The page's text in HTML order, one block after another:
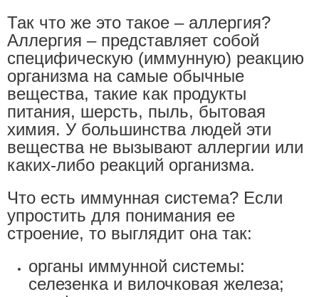
Так что же это такое – аллергия?
Аллергия – представляет собой
специфическую (иммунную) реакцию
организма на самые обычные
вещества, такие как продукты
питания, шерсть, пыль, бытовая
химия. У большинства людей эти
вещества не вызывают аллергии или
каких-либо реакций организма.
Что есть иммунная система? Если
упростить для понимания ее
строение, то выглядит она так:
органы иммунной системы:
селезенка и вилочковая железа;